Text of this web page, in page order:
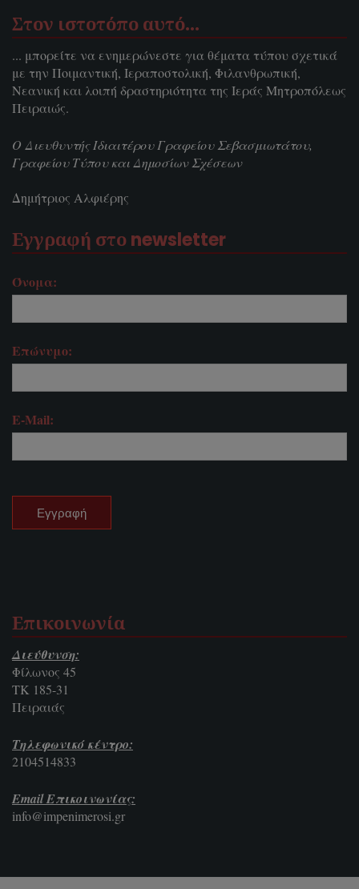
Στον ιστοτόπο αυτό…
... μπορείτε να ενημερώνεστε για θέματα τύπου σχετικά
με την Ποιμαντική, Ιεραποστολική, Φιλανθρωπική,
Νεανική και λοιπή δραστηριότητα της Ιεράς Μητροπόλεως
Πειραιώς.
Ο Διευθυντής Ιδιαιτέρου Γραφείου Σεβασμιωτάτου,
Γραφείου Τύπου και Δημοσίων Σχέσεων
Δημήτριος Αλφιέρης
Εγγραφή στο newsletter
Όνομα:
Επώνυμο:
E-Mail:
Επικοινωνία
Διεύθυνση:
Φίλωνος 45
ΤΚ 185-31
Πειραιάς
Τηλεφωνικό κέντρο:
2104514833
Email Επικοινωνίας:
info@impenimerosi.gr